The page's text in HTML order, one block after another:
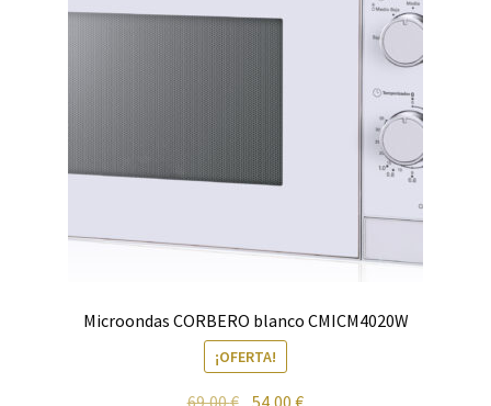
Microondas CORBERO blanco CMICM4020W
¡OFERTA!
El
El